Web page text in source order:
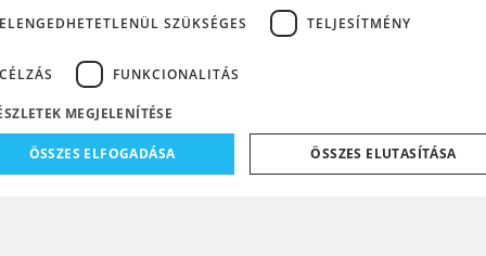
Bármikor leiratkozhatsz. Ehhez keresd meg az elérhetőségi
Elolvastam és elfogadom az
Feltételeketés az
SZÜKSÉGES
TELJESÍTMÉNY
FUNKCIONALITÁS
MEGJELENÍTÉSE
ÖSSZES ELFOGADÁSA ÖSSZES ELUTASÍTÁSA